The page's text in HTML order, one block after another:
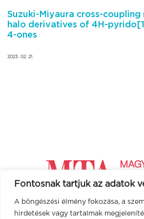
Fontosnak tartjuk az adatok
A böngészési élmény fokozása, a
hirdetések vagy tartalmak
Suzuki-Miyaura cross-
halo derivatives of 4H-
4-ones
2023. 02. 21.